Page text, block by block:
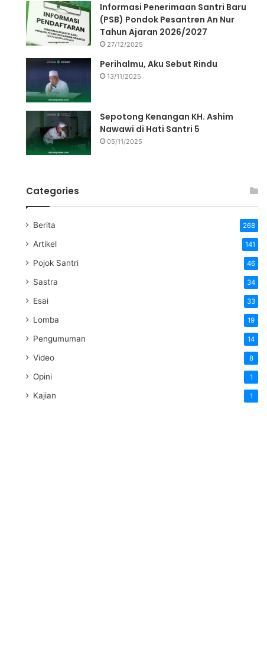
Informasi Penerimaan Santri Baru
(PSB) Pondok Pesantren An Nur
Tahun Ajaran 2026/2027
27/12/2025
Perihalmu, Aku Sebut Rindu
13/11/2025
Sepotong Kenangan KH. Ashim
Nawawi di Hati Santri 5
05/11/2025
Categories
Berita 268
Artikel 141
Pojok Santri 46
Sastra 34
Esai 33
Lomba 19
Pengumuman 14
Video 8
Opini 1
Kajian 1